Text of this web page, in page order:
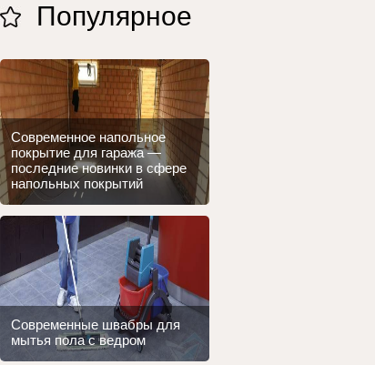
Популярное
Современное напольное
покрытие для гаража —
последние новинки в сфере
напольных покрытий
Современные швабры для
мытья пола с ведром